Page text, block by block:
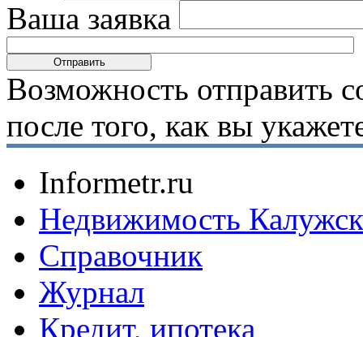
Ваша заявка
Возможность отправить
после того, как вы
Informetr.ru
Недвижимость
Справочник
Журнал
Кредит, ипотека